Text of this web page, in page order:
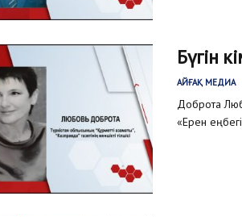
Бүгін
АЙҒАҚ МЕДИА
Доброта
«Ерен